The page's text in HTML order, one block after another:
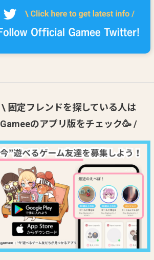
\ 固定フレンドを探している人は
Gameeのアプリ版をチェック🥳 /